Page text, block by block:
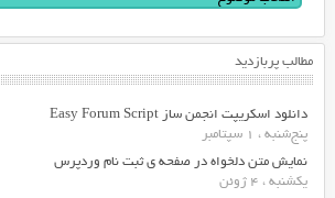
مطالب پربازدید
دانلود اسکریپت انجمن ساز Easy Forum Script
پنج‌شنبه ، 1 سپتامبر
نمایش متن دلخواه در صفحه ی ثبت نام وردپرس
یکشنبه ، 4 ژوئن